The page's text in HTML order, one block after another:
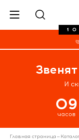
И
09
часов
Главная страница—